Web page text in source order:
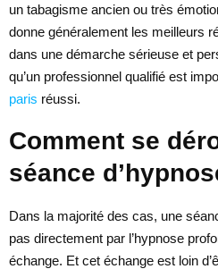
un tabagisme ancien ou très
donne généralement les meilleurs
dans une démarche sérieuse et
qu’un professionnel qualifié est
paris réussi.
Comment se
séance
Dans la majorité des cas, une
pas directement par l’hypnose
échange. Et cet échange est loin